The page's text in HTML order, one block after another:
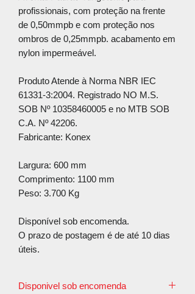
profissionais, com proteção na frente
de 0,50mmpb e com proteção nos
ombros de 0,25mmpb. acabamento em
nylon impermeável.
Produto Atende à Norma NBR IEC
61331-3:2004. Registrado NO M.S.
SOB Nº 10358460005 e no MTB SOB
C.A. Nº 42206.
Fabricante: Konex
Largura: 600 mm
Comprimento: 1100 mm
Peso: 3.700 Kg
Disponível sob encomenda.
O prazo de postagem é de até 10 dias
úteis.
Disponivel sob encomenda